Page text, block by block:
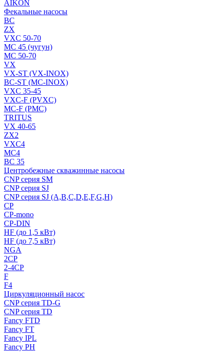
AIKON
Фекальные насосы
BC
ZX
VXC 50-70
MC 45 (чугун)
MC 50-70
VX
VX-ST (VX-INOX)
BC-ST (MC-INOX)
VXC 35-45
VXC-F (PVXC)
MC-F (PMC)
TRITUS
VX 40-65
ZX2
VXC4
MC4
BC 35
Центробежные скважинные насосы
CNP серия SM
CNP серия SJ
CNP серия SJ (A,B,C,D,E,F,G,H)
CP
CP-mono
CP-DIN
HF (до 1,5 кВт)
HF (до 7,5 кВт)
NGA
2CP
2-4CP
F
F4
Циркуляционный насос
CNP серия TD-G
CNP серия TD
Fancy FTD
Fancy FT
Fancy IPL
Fancy PH